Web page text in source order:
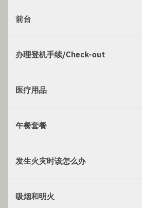
前台
办理登机手续/Check-out
医疗用品
午餐套餐
发生火灾时该怎么办
吸烟和明火